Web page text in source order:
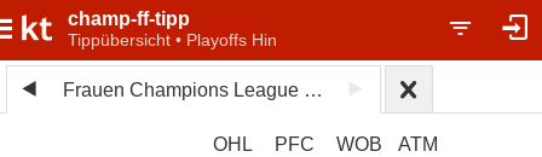
champ-ff-tipp
Tippübersicht • Playoffs Hin
Frauen Champions League 2025/26
OHL
PFC
WOB
ATM